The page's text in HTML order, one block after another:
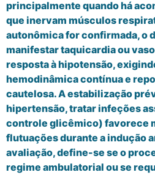
principalmente quando há
que inervam músculos
autonômica for confirmada, o
manifestar taquicardia ou
resposta à hipotensão,
hemodinâmica contínua e
cautelosa. A estabilização
hipertensão, tratar infeções
controle glicêmico) favorece
flutuações durante a indução
avaliação, define-se se o
regime ambulatorial ou se